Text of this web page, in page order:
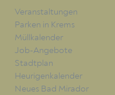
Veranstaltungen
Parken in Krems
Müllkalender
Job-Angebote
Stadtplan
Heurigenkalender
Neues Bad Mirador